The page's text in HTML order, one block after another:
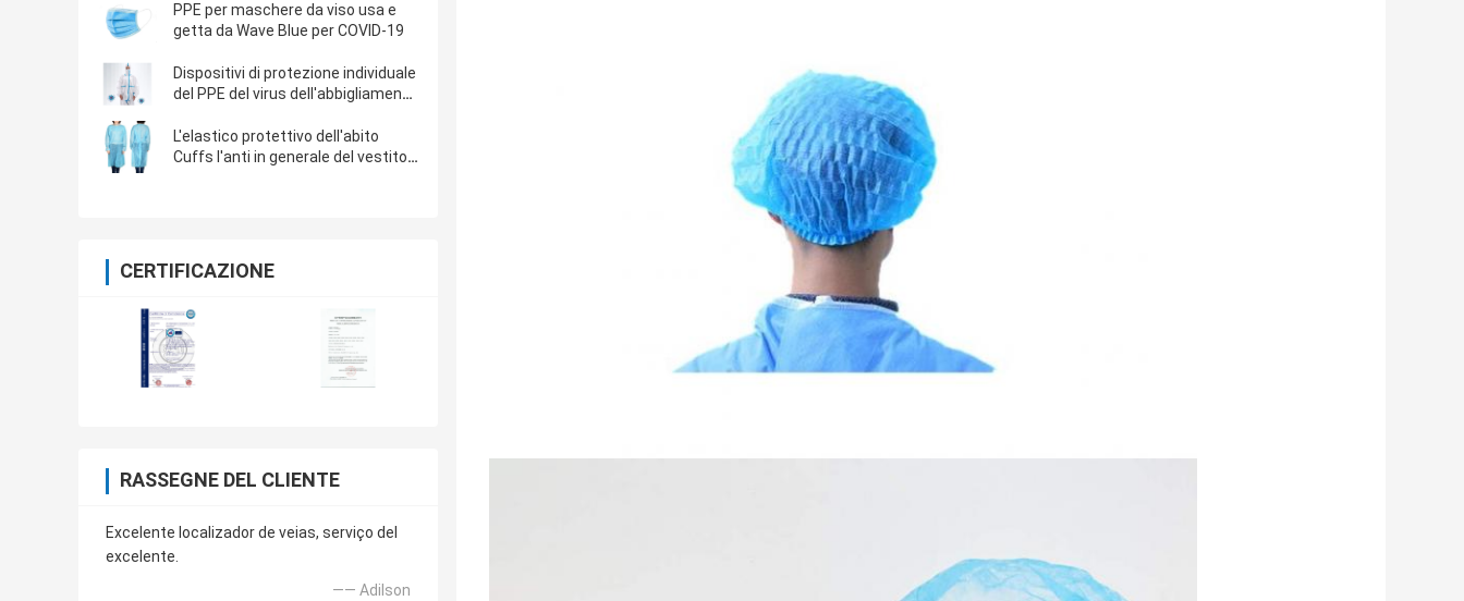
PPE per maschere da viso usa e
getta da Wave Blue per COVID-19
Dispositivi di protezione individuale
del PPE del virus dell'abbigliamento
L'elastico protettivo dell'abito
Cuffs l'anti in generale del vestito
CERTIFICAZIONE
RASSEGNE DEL CLIENTE
Excelente localizador de veias, serviço del
excelente.
—— Adilson